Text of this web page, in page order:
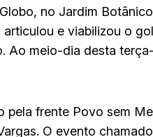
no Jardim
e viabilizou o
Ao meio-dia desta
pela frente Povo sem
O evento